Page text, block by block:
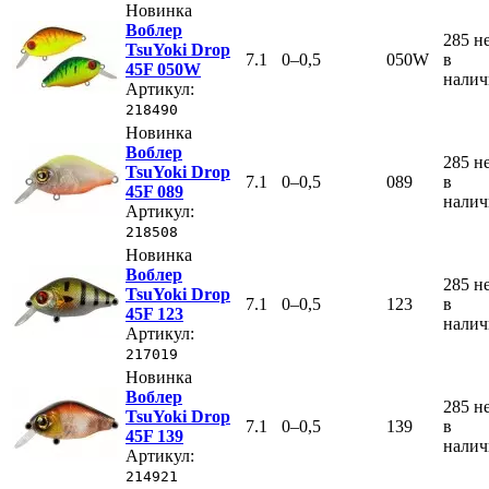
Новинка
Воблер
TsuYoki Drop
45F 050W
Артикул:
218490
7.1 0–0,5 050W
285
в
Новинка
Воблер
TsuYoki Drop
45F 089
Артикул:
218508
7.1 0–0,5 089
285
в
Новинка
Воблер
TsuYoki Drop
45F 123
Артикул:
217019
7.1 0–0,5 123
285
в
Новинка
Воблер
TsuYoki Drop
45F 139
Артикул:
214921
7.1 0–0,5 139
285
в